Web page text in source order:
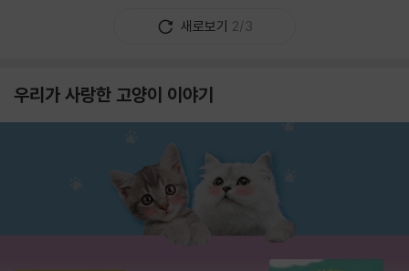
새로보기 2/3
우리가 사랑한 고양이 이야기